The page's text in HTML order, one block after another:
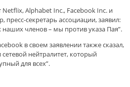
Alphabet Inc., Facebook Inc. и
пресс-секретарь ассоциации, заявил:
членов – мы против указа Пая”.
в своем заявлении также сказал,
нейтралитет, который
для всех”.